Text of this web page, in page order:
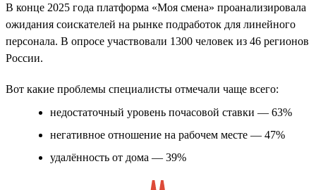
В конце 2025 года платформа «Моя смена» проанализировала
ожидания соискателей на рынке подработок для линейного
персонала. В опросе участвовали 1300 человек из 46 регионов
России.
Вот какие проблемы специалисты отмечали чаще всего:
недостаточный уровень почасовой ставки — 63%
негативное отношение на рабочем месте — 47%
удалённость от дома — 39%